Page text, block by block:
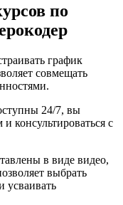
по
график
совмещать
24/7, вы
консультироваться с
в виде видео,
выбрать
усваивать